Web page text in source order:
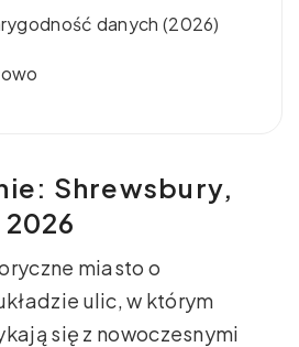
danych (2026)
Shrewsbury,
miasto o
ulic, w którym
się z nowoczesnymi